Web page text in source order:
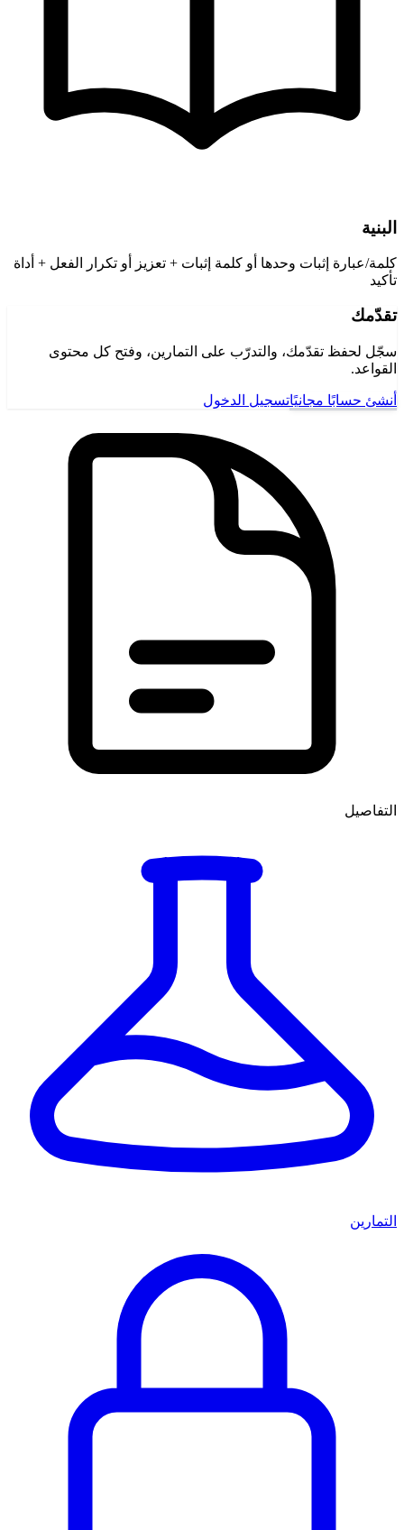
البنية
كلمة/عبارة إثبات وحدها أو كلمة إثبات + تعزيز أو تكرار الفعل + أداة
تأكيد
تقدّمك
سجّل لحفظ تقدّمك، والتدرّب على التمارين، وفتح كل محتوى
القواعد.
أنشئ حسابًا مجانيًاتسجيل الدخول
التفاصيل
التمارين